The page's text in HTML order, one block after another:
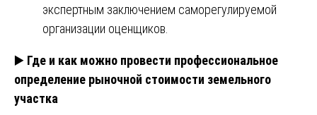
экспертным заключением саморегулируемой
организации оценщиков.
▶️ Где и как можно провести профессиональное
определение рыночной стоимости земельного
участка